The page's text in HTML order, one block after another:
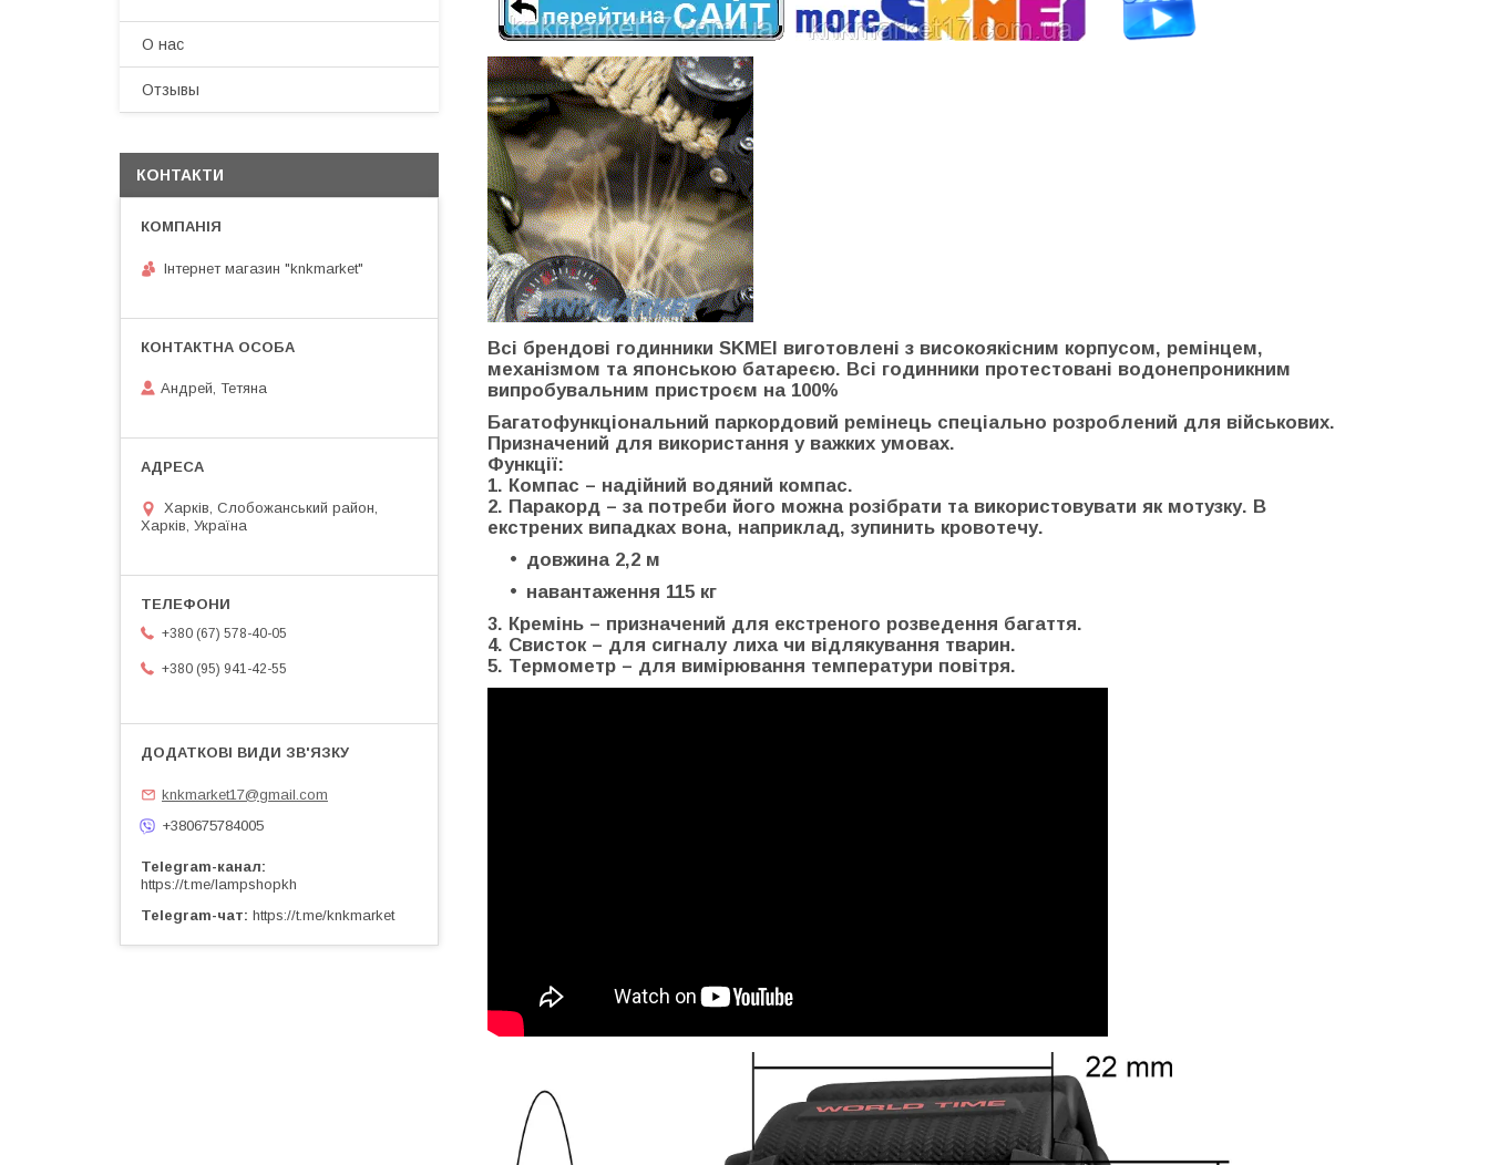
Всі брендові годинники SKMEI виготовлені з високоякісним корпусом, ремінцем,
механізмом та японською батареєю. Всі годинники протестовані водонепроникним
випробувальним пристроєм на 100%
Багатофункціональний паркордовий ремінець спеціально розроблений для військових.
Призначений для використання у важких умовах.
Функції:
1. Компас – надійний водяний компас.
2. Паракорд – за потреби його можна розібрати та використовувати як мотузку. В
екстрених випадках вона, наприклад, зупинить кровотечу.
довжина 2,2 м
навантаження 115 кг
3. Кремінь – призначений для екстреного розведення багаття.
4. Свисток – для сигналу лиха чи відлякування тварин.
5. Термометр – для вимірювання температури повітря.
О нас
Отзывы
КОНТАКТИ
Інтернет магазин "knkmarket"
Андрей, Тетяна
Харків, Слобожанський район,
Харків, Україна
+380 (67) 578-40-05
+380 (95) 941-42-55
knkmarket17@gmail.com
+380675784005
Telegram-канал
https://t.me/lampshopkh
Telegram-чат https://t.me/knkmarket